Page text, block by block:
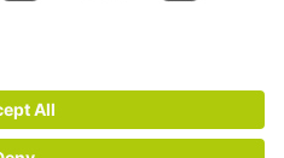
de privacidad y cookies